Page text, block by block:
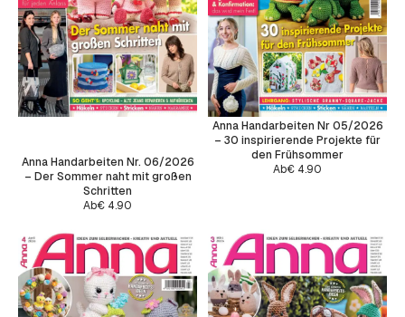
Anna Handarbeiten Nr. 06/2026
– Der Sommer naht mit großen
Schritten
Ab€ 4.90
Anna Handarbeiten Nr 05/2026
– 30 inspirierende Projekte für
den Frühsommer
Ab€ 4.90